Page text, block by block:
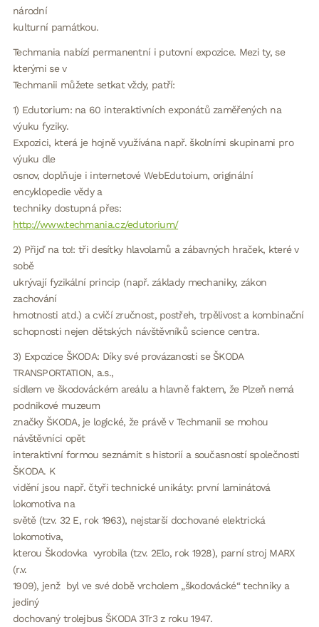
národní
kulturní památkou.
Techmania nabízí permanentní i putovní expozice. Mezi ty, se
kterými se v
Techmanii můžete setkat vždy, patří:
1) Edutorium: na 60 interaktivních exponátů zaměřených na
výuku fyziky.
Expozici, která je hojně využívána např. školními skupinami pro
výuku dle
osnov, doplňuje i internetové WebEdutoium, originální
encyklopedie vědy a
techniky dostupná přes:
http://www.techmania.cz/edutorium/
2) Přijď na to!: tři desítky hlavolamů a zábavných hraček, které v
sobě
ukrývají fyzikální princip (např. základy mechaniky, zákon
zachování
hmotnosti atd.) a cvičí zručnost, postřeh, trpělivost a kombinační
schopnosti nejen dětských návštěvníků science centra.
3) Expozice ŠKODA: Díky své provázanosti se ŠKODA
TRANSPORTATION, a.s.,
sídlem ve škodováckém areálu a hlavně faktem, že Plzeň nemá
podnikové muzeum
značky ŠKODA, je logické, že právě v Techmanii se mohou
návštěvníci opět
interaktivní formou seznámit s historií a současností společnosti
ŠKODA. K
vidění jsou např. čtyři technické unikáty: první laminátová
lokomotiva na
světě (tzv. 32 E, rok 1963), nejstarší dochované elektrická
lokomotiva,
kterou Škodovka vyrobila (tzv. 2Elo, rok 1928), parní stroj MARX
(r.v.
1909), jenž byl ve své době vrcholem „škodovácké“ techniky a
jediný
dochovaný trolejbus ŠKODA 3Tr3 z roku 1947.